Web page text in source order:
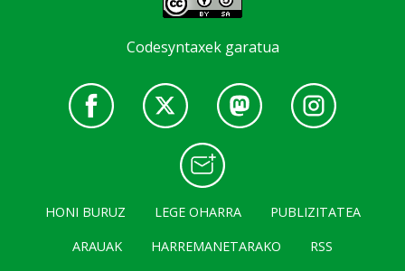
Codesyntaxek garatua
HONI BURUZ LEGE OHARRA
PUBLIZITATEA
ARAUAK
HARREMANETARAKO RSS